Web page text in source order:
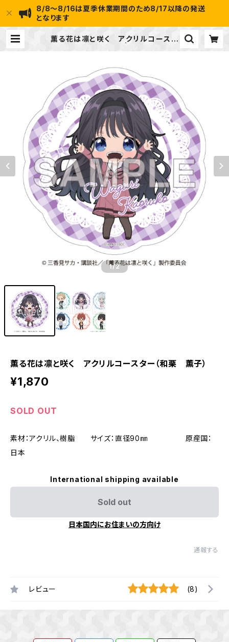
8/8～8/16は夏季休業期間のため8/17以降の発送
となります
薫る花は凛と咲く アクリルコースタ
1/2
薫る花は凛と咲く アクリルコースター（和栗 薫子）
¥1,870
SOLD OUT
素材：アクリル、樹脂 サイズ：直径90㎜ 原産国：
日本
International shipping available
Sold out
日本国内にお住まいの方向け
通報する
レビュー (8)